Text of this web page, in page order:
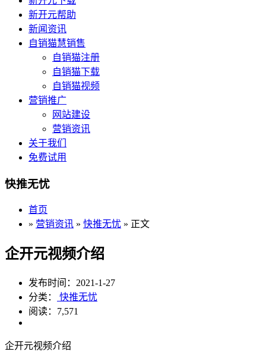
新开元帮助
新闻资讯
自销猫慧销售
自销猫注册
自销猫下载
自销猫视频
营销推广
网站建设
营销资讯
关于我们
免费试用
快推无忧
首页
» 营销资讯 » 快推无忧 » 正文
企开元视频介绍
发布时间：2021-1-27
分类：
快推无忧
阅读：7,571
企开元视频介绍